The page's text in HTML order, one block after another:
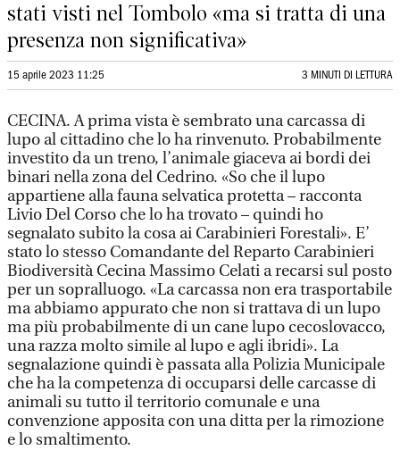
stati visti nel Tombolo «ma si tratta di una
presenza non significativa»
15 aprile 2023 11:25 3 MINUTI DI LETTURA
CECINA. A prima vista è sembrato una carcassa di
lupo al cittadino che lo ha rinvenuto. Probabilmente
investito da un treno, l’animale giaceva ai bordi dei
binari nella zona del Cedrino. «So che il lupo
appartiene alla fauna selvatica protetta – racconta
Livio Del Corso che lo ha trovato – quindi ho
segnalato subito la cosa ai Carabinieri Forestali». E’
stato lo stesso Comandante del Reparto Carabinieri
Biodiversità Cecina Massimo Celati a recarsi sul posto
per un sopralluogo. «La carcassa non era trasportabile
ma abbiamo appurato che non si trattava di un lupo
ma più probabilmente di un cane lupo cecoslovacco,
una razza molto simile al lupo e agli ibridi». La
segnalazione quindi è passata alla Polizia Municipale
che ha la competenza di occuparsi delle carcasse di
animali su tutto il territorio comunale e una
convenzione apposita con una ditta per la rimozione
e lo smaltimento.